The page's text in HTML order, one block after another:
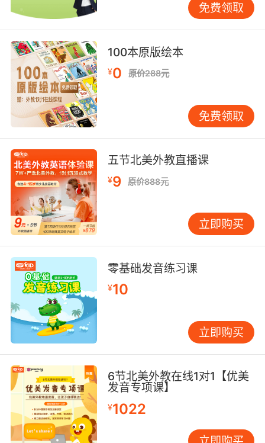
免费领取
100本原版绘本
¥0 原价288元
免费领取
五节北美外教直播课
¥9 原价888元
立即购买
零基础发音练习课
¥10
立即购买
6节北美外教在线1对1【优美
发音专项课】
¥1022